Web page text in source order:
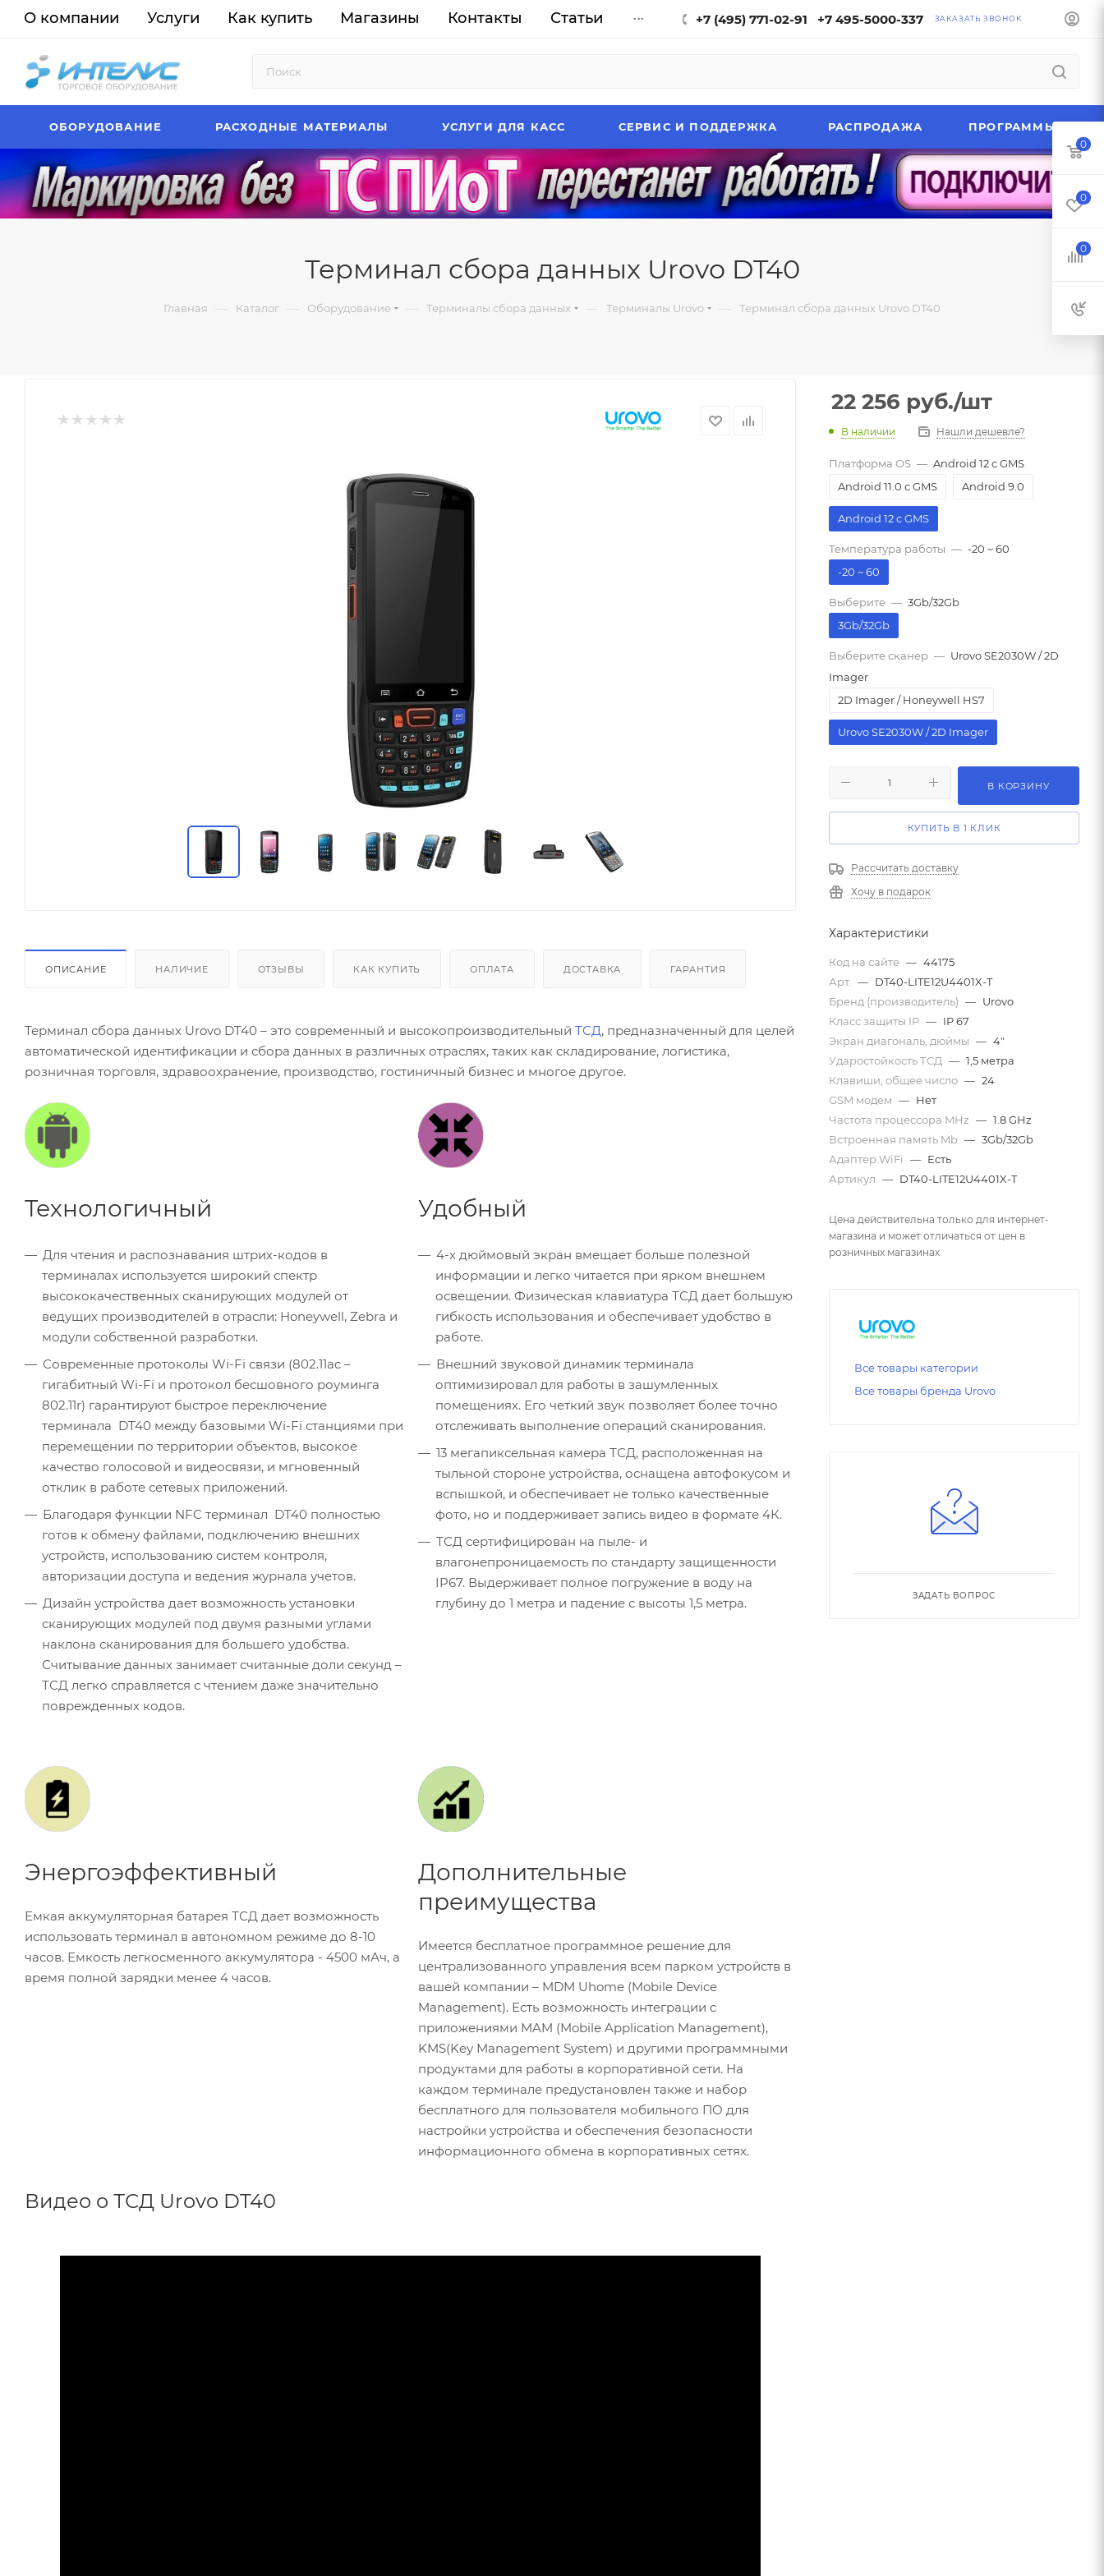
О компании Услуги Как купить Магазины Контакты Статьи ... +7 (495) 771-02-91 +7 495-5000-337 ЗАКАЗАТЬ ЗВОНОК
ОБОРУДОВАНИЕ РАСХОДНЫЕ МАТЕРИАЛЫ УСЛУГИ ДЛЯ КАСС СЕРВИС И ПОДДЕРЖКА РАСПРОДАЖА ПРОГРАММЫ
Терминал сбора данных Urovo DT40
Главная — Каталог — Оборудование — Терминалы сбора данных — Терминалы Urovo — Терминал сбора данных Urovo DT40
ОПИСАНИЕ НАЛИЧИЕ ОТЗЫВЫ КАК КУПИТЬ ОПЛАТА ДОСТАВКА ГАРАНТИЯ
Терминал сбора данных Urovo DT40 – это современный и высокопроизводительный ТСД, предназначенный для целей
автоматической идентификации и сбора данных в различных отраслях, таких как складирование, логистика,
розничная торговля, здравоохранение, производство, гостиничный бизнес и многое другое.
Технологичный
Для чтения и распознавания штрих-кодов в
терминалах используется широкий спектр
высококачественных сканирующих модулей от
ведущих производителей в отрасли: Honeywell, Zebra и
модули собственной разработки.
Современные протоколы Wi-Fi связи (802.11ac –
гигабитный Wi-Fi и протокол бесшовного роуминга
802.11r) гарантируют быстрое переключение
терминала DT40 между базовыми Wi-Fi станциями при
перемещении по территории объектов, высокое
качество голосовой и видеосвязи, и мгновенный
отклик в работе сетевых приложений.
Благодаря функции NFC терминал DT40 полностью
готов к обмену файлами, подключению внешних
устройств, использованию систем контроля,
авторизации доступа и ведения журнала учетов.
Дизайн устройства дает возможность установки
сканирующих модулей под двумя разными углами
наклона сканирования для большего удобства.
Считывание данных занимает считанные доли секунд –
ТСД легко справляется с чтением даже значительно
поврежденных кодов.
Удобный
4-х дюймовый экран вмещает больше полезной
информации и легко читается при ярком внешнем
освещении. Физическая клавиатура ТСД дает большую
гибкость использования и обеспечивает удобство в
работе.
Внешний звуковой динамик терминала
оптимизировал для работы в зашумленных
помещениях. Его четкий звук позволяет более точно
отслеживать выполнение операций сканирования.
13 мегапиксельная камера ТСД, расположенная на
тыльной стороне устройства, оснащена автофокусом и
вспышкой, и обеспечивает не только качественные
фото, но и поддерживает запись видео в формате 4К.
ТСД сертифицирован на пыле- и
влагонепроницаемость по стандарту защищенности
IP67. Выдерживает полное погружение в воду на
глубину до 1 метра и падение с высоты 1,5 метра.
Энергоэффективный
Емкая аккумуляторная батарея ТСД дает возможность
использовать терминал в автономном режиме до 8-10
часов. Емкость легкосменного аккумулятора - 4500 мАч, а
время полной зарядки менее 4 часов.
Дополнительные
преимущества
Имеется бесплатное программное решение для
централизованного управления всем парком устройств в
вашей компании – MDM Uhome (Mobile Device
Management). Есть возможность интеграции с
приложениями MAM (Mobile Application Management),
KMS(Key Management System) и другими программными
продуктами для работы в корпоративной сети. На
каждом терминале предустановлен также и набор
бесплатного для пользователя мобильного ПО для
настройки устройства и обеспечения безопасности
информационного обмена в корпоративных сетях.
Видео о ТСД Urovo DT40
22 256 руб./шт
В наличии Нашли дешевле?
Платформа OS — Android 12 с GMS
Android 11.0 с GMS
Android 9.0
Android 12 с GMS
Температура работы — -20 ~ 60
-20 ~ 60
Выберите — 3Gb/32Gb
3Gb/32Gb
Выберите сканер — Urovo SE2030W / 2D
Imager
2D Imager / Honeywell HS7
Urovo SE2030W / 2D Imager
В КОРЗИНУ
КУПИТЬ В 1 КЛИК
Рассчитать доставку
Хочу в подарок
Характеристики
Код на сайте — 44175
Арт.
— DT40-LITE12U4401X-T
Бренд (производитель) — Urovo
Класс защиты IP — IP 67
Экран диагональ, дюймы — 4"
Ударостойкость ТСД — 1,5 метра
Клавиши, общее число — 24
GSM модем — Нет
Частота процессора MHz — 1.8 GHz
Встроенная память Mb — 3Gb/32Gb
Адаптер WiFi
— Есть
Артикул — DT40-LITE12U4401X-T
Цена действительна только для интернет-
магазина и может отличаться от цен в
розничных магазинах
Все товары категории
Все товары бренда Urovo
ЗАДАТЬ ВОПРОС
0
0
0